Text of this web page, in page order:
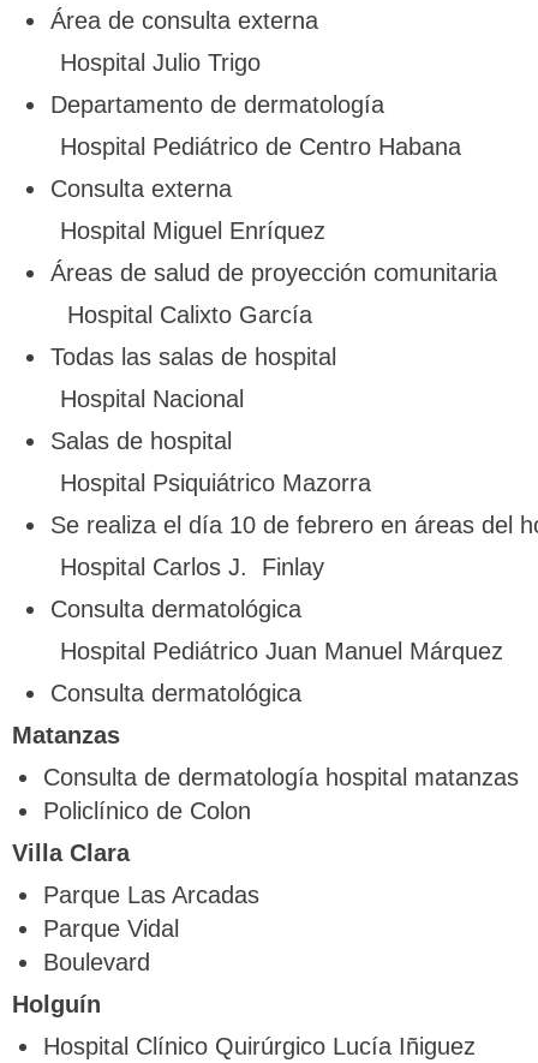
Área de consulta externa
Hospital Julio Trigo
Departamento de dermatología
Hospital Pediátrico de Centro Habana
Consulta externa
Hospital Miguel Enríquez
Áreas de salud de proyección comunitaria
Hospital Calixto García
Todas las salas de hospital
Hospital Nacional
Salas de hospital
Hospital Psiquiátrico Mazorra
Se realiza el día 10 de febrero en áreas del
Hospital Carlos J. Finlay
Consulta dermatológica
Hospital Pediátrico Juan Manuel Márquez
Consulta dermatológica
Matanzas
Consulta de dermatología hospital matanzas
Policlínico de Colon
Villa Clara
Parque Las Arcadas
Parque Vidal
Boulevard
Holguín
Hospital Clínico Quirúrgico Lucía Iñiguez